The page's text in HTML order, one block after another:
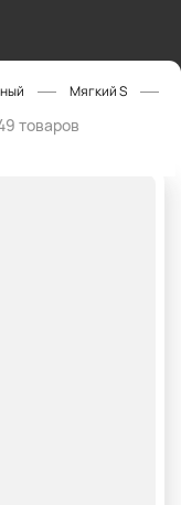
Мягкий S
товаров